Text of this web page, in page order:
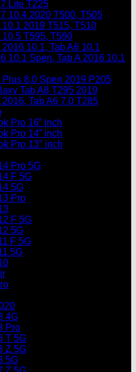
Lite T225
10.4 2020 T500, T505
10.1 2019 T515, T510
10.5 T595, T590
10.1, Tab A6 10.1
10.1 Spen, Tab A 2016 10.1
Plus 8.0 Spen 2019 P205
Tab A8 T295 2019
2016, Tab A6 7.0 T285
Pro 16” inch
Pro 14” inch
Pro 13″ inch
Pro 5G
F 5G
5G
Pro
F 5G
5G
F 5G
5G
4G
Pro
T 5G
Z 5G
5G